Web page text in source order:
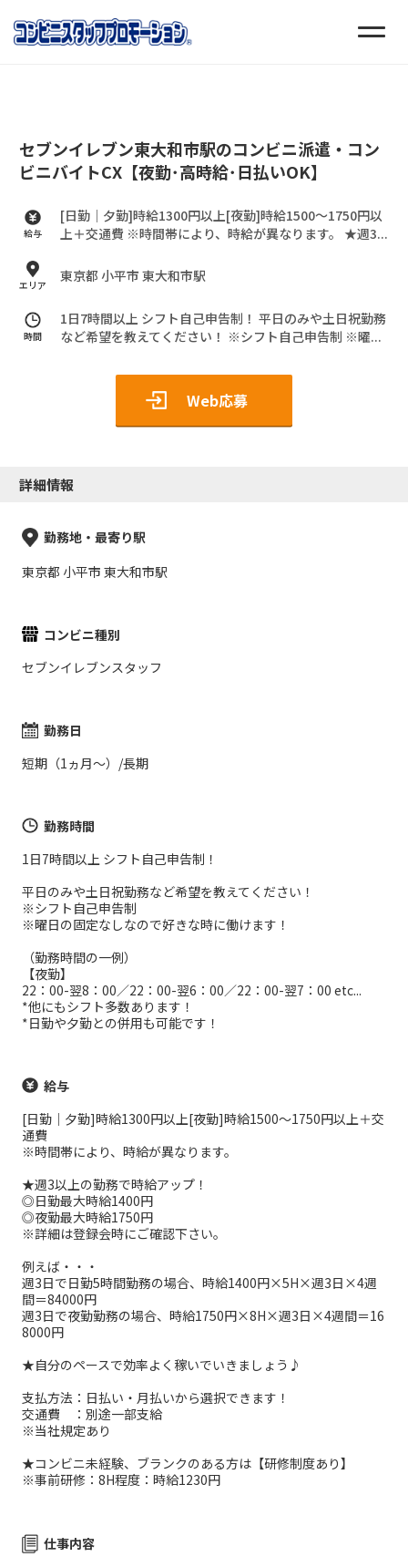
セブンイレブン東大和市駅のコンビニ派遣・コン
ビニバイトCX【夜勤･高時給･日払いOK】
給与
[日勤｜夕勤]時給1300円以上[夜勤]時給1500～1750円以
上＋交通費 ※時間帯により、時給が異なります。 ★週3...
エリア 東京都 小平市 東大和市駅
時間
1日7時間以上 シフト自己申告制！ 平日のみや土日祝勤務
など希望を教えてください！ ※シフト自己申告制 ※曜...
Web応募
詳細情報
勤務地・最寄り駅
東京都 小平市 東大和市駅
コンビニ種別
セブンイレブンスタッフ
勤務日
短期（1ヵ月～）/長期
勤務時間
1日7時間以上 シフト自己申告制！
平日のみや土日祝勤務など希望を教えてください！
※シフト自己申告制
※曜日の固定なしなので好きな時に働けます！
（勤務時間の一例）
【夜勤】
22：00-翌8：00／22：00-翌6：00／22：00-翌7：00 etc...
*他にもシフト多数あります！
*日勤や夕勤との併用も可能です！
給与
[日勤｜夕勤]時給1300円以上[夜勤]時給1500～1750円以上＋交
通費
※時間帯により、時給が異なります。
★週3以上の勤務で時給アップ！
◎日勤最大時給1400円
◎夜勤最大時給1750円
※詳細は登録会時にご確認下さい。
例えば・・・
週3日で日勤5時間勤務の場合、時給1400円×5H×週3日×4週
間＝84000円
週3日で夜勤勤務の場合、時給1750円×8H×週3日×4週間＝16
8000円
★自分のペースで効率よく稼いでいきましょう♪
支払方法：日払い・月払いから選択できます！
交通費 ：別途一部支給
※当社規定あり
★コンビニ未経験、ブランクのある方は【研修制度あり】
※事前研修：8H程度：時給1230円
仕事内容